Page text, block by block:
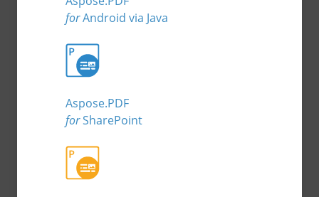
forAndroid via Java
Aspose.PDF
forSharePoint